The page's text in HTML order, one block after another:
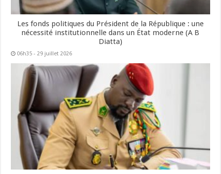
Les fonds politiques du Président de la République : une
nécessité institutionnelle dans un État moderne (A B
Diatta)
06h35 - 29 juillet 2026